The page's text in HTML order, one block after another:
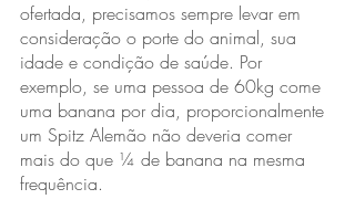
ofertada, precisamos sempre levar em
consideração o porte do animal, sua
idade e condição de saúde. Por
exemplo, se uma pessoa de 60kg come
uma banana por dia, proporcionalmente
um Spitz Alemão não deveria comer
mais do que ¼ de banana na mesma
frequência.